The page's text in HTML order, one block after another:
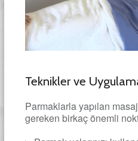
Teknikler ve
Parmaklarla yapılan
gereken birkaç önemli